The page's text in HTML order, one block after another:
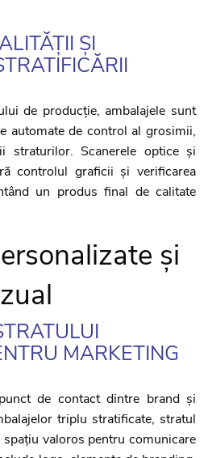
ȘI
de producție, ambalajele sunt
automate de control al grosimii,
straturilor. Scanerele optice și
controlul graficii și verificarea
un produs final de calitate
și
MARKETING
de contact dintre brand și
triplu stratificate, stratul
valoros pentru comunicare